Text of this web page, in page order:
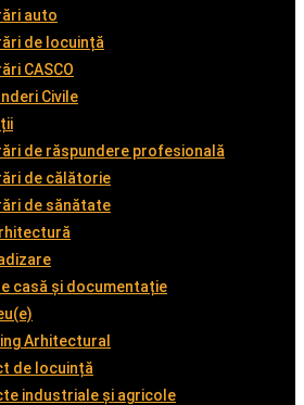
auto
de locuință
CASCO
Civile
de răspundere profesională
de călătorie
de sănătate
casă și documentație
Arhitectural
de locuință
industriale și agricole